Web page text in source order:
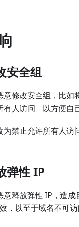
安全组
意修改安全组，比如
人访问，以方便自
为禁止允许所有人访
弹性 IP
意释放弹性 IP，造成
，以至于域名不可访